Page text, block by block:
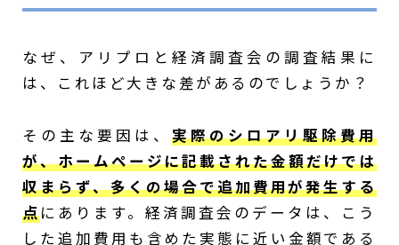
なぜ、アリプロと経済調査会の調査結果に
は、これほど大きな差があるのでしょうか？
その主な要因は、実際のシロアリ駆除費用
が、ホームページに記載された金額だけでは
収まらず、多くの場合で追加費用が発生する
点にあります。経済調査会のデータは、こう
した追加費用も含めた実態に近い金額である